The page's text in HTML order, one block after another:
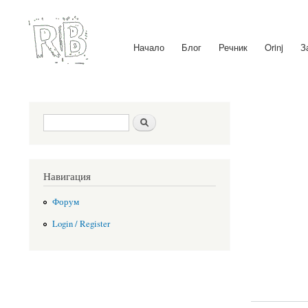
Main menu Начало Блог Речник Orinj
Search form
Навигация
Форум
Login / Register